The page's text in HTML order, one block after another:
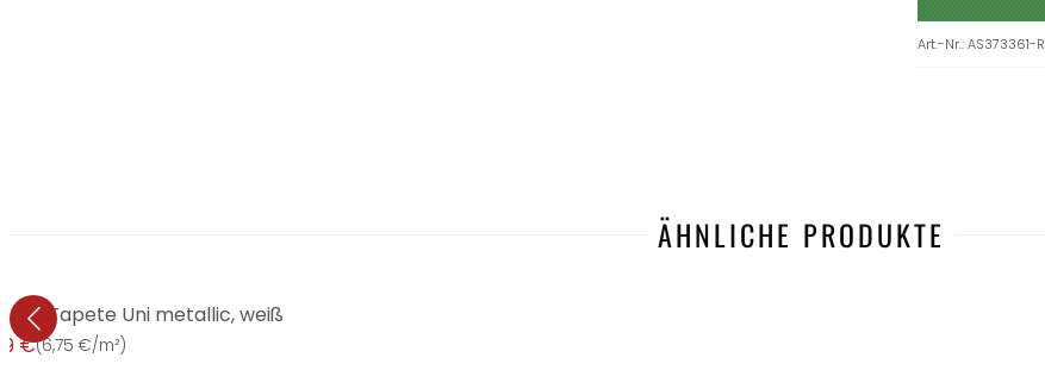
Art.-Nr.:AS373361-R
ÄHNLICHE PRODUKTE
Tapete Uni metallic, weiß
€(6,75 €/m²)